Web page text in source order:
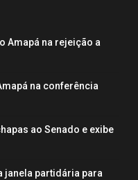
Amapá na rejeição a
na conferência
ao Senado e exibe
janela partidária para